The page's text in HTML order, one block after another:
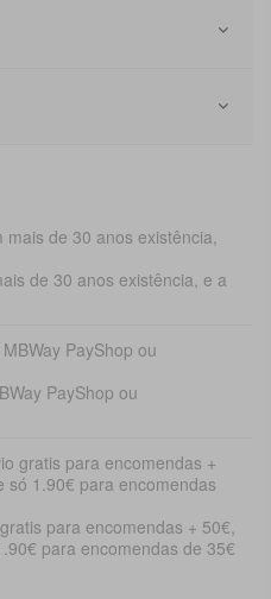
de 30 anos existência, e a
PayShop ou
para encomendas + 50€,
para encomendas de 35€